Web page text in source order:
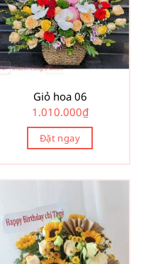
Giỏ hoa 06
1.010.000₫
Đặt ngay